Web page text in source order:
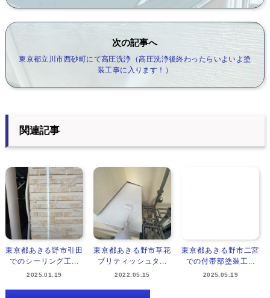
次の記事へ
東京都立川市西砂町にて高圧洗浄（高圧洗浄後終わったらいよいよ塗
装工事に入ります！）
関連記事
東京都あきる野市引田
でのシーリング工...
2025.01.19
東京都あきる野市草花
ブリティッシュタ...
2022.05.15
東京都あきる野市二宮
での付帯部塗装工...
2025.05.19